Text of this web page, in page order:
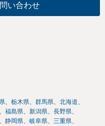
い合わせ
栃木県 群馬県
北海道
福島県 新潟県
長野県
静岡県 岐阜県
三重県